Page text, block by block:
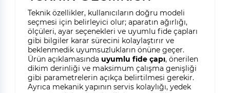
Teknik özellikler, kullanıcıların doğru modeli
seçmesi için belirleyici olur; aparatın ağırlığı,
ölçüleri, ayar seçenekleri ve uyumlu fide çapları
gibi bilgiler karar sürecini kolaylaştırır ve
beklenmedik uyumsuzlukların önüne geçer.
Ürün açıklamasında uyumlu fide çapı, önerilen
dikim derinliği ve maksimum çalışma genişliği
gibi parametrelerin açıkça belirtilmesi gerekir.
Ayrıca mekanik yapının servis kolaylığı, yedek